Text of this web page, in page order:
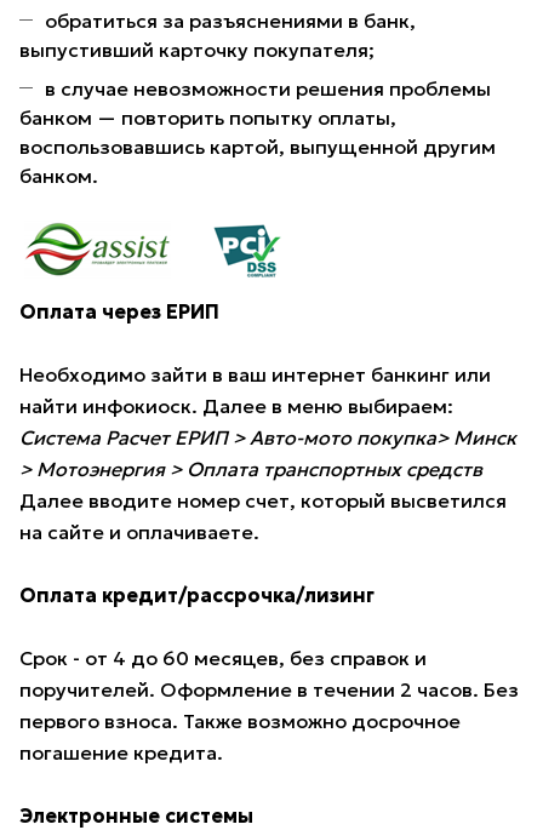
обратиться за разъяснениями в банк,
выпустивший карточку покупателя;
в случае невозможности решения проблемы
банком — повторить попытку оплаты,
воспользовавшись картой, выпущенной другим
банком.
Оплата через ЕРИП
Необходимо зайти в ваш интернет банкинг или
найти инфокиоск. Далее в меню выбираем:
Система Расчет ЕРИП > Авто-мото покупка> Минск
> Мотоэнергия > Оплата транспортных средств
Далее вводите номер счет, который высветился
на сайте и оплачиваете.
Оплата кредит/рассрочка/лизинг
Срок - от 4 до 60 месяцев, без справок и
поручителей. Оформление в течении 2 часов. Без
первого взноса. Также возможно досрочное
погашение кредита.
Электронные системы